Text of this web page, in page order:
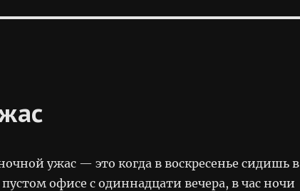
ужас — это когда в воскресенье сидишь в
офисе с одиннадцати вечера, в час ночи